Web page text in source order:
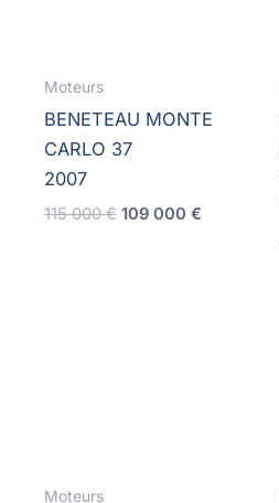
Moteurs
BENETEAU MONTE
CARLO 37
2007
115 000€ Le
109 000 €Le
Moteurs